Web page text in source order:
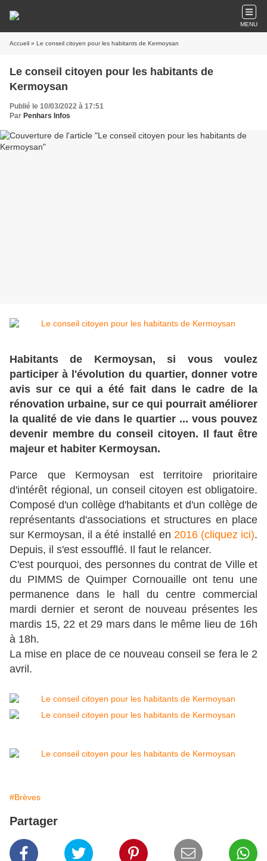
MENU
Accueil » Le conseil citoyen pour les habitants de Kermoysan
Le conseil citoyen pour les habitants de
Kermoysan
Publié le 10/03/2022 à 17:51
Par Penhars Infos
Habitants de Kermoysan, si vous voulez
participer à l'évolution du quartier, donner votre
avis sur ce qui a été fait dans le cadre de la
rénovation urbaine, sur ce qui pourrait améliorer
la qualité de vie dans le quartier ... vous pouvez
devenir membre du conseil citoyen. Il faut être
majeur et habiter Kermoysan.
Parce que Kermoysan est territoire prioritaire
d'intérêt régional, un conseil citoyen est obligatoire.
Composé d'un collège d'habitants et d'un collège de
représentants d'associations et structures en place
sur Kermoysan, il a été installé en 2016 (cliquez ici).
Depuis, il s'est essoufflé. Il faut le relancer.
C'est pourquoi, des personnes du contrat de Ville et
du PIMMS de Quimper Cornouaille ont tenu une
permanence dans le hall du centre commercial
mardi dernier et seront de nouveau présentes les
mardis 15, 22 et 29 mars dans le même lieu de 16h
à 18h.
La mise en place de ce nouveau conseil se fera le 2
avril.
#Brèves
Partager